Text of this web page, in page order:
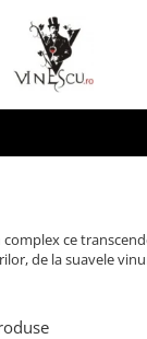
Vinarsuri
ce
de la suavele